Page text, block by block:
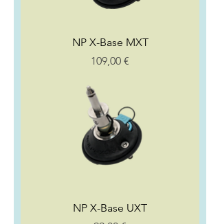
NP X-Base MXT
Preço
109,00 €
NP X-Base UXT